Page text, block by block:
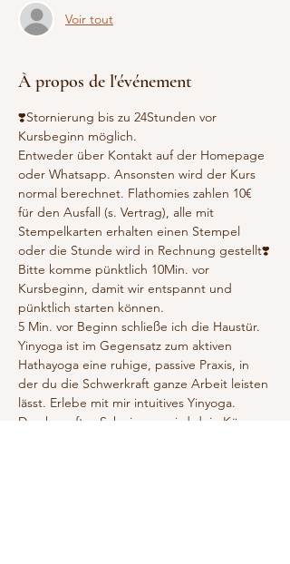
Voir tout
À propos de l'événement
❣️Stornierung bis zu 24Stunden vor
Kursbeginn möglich.
Entweder über Kontakt auf der Homepage
oder Whatsapp. Ansonsten wird der Kurs
normal berechnet. Flathomies zahlen 10€
für den Ausfall (s. Vertrag), alle mit
Stempelkarten erhalten einen Stempel
oder die Stunde wird in Rechnung gestellt❣️
Bitte komme pünktlich 10Min. vor
Kursbeginn, damit wir entspannt und
pünktlich starten können.
5 Min. vor Beginn schließe ich die Haustür.
Yinyoga ist im Gegensatz zum aktiven
Hathayoga eine ruhige, passive Praxis, in
der du die Schwerkraft ganze Arbeit leisten
lässt. Erlebe mit mir intuitives Yinyoga.
Durch sanftes Schwingen wird dein Körper